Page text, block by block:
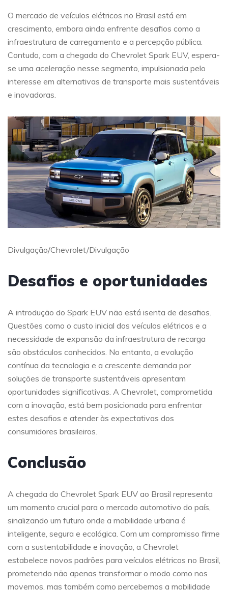
O mercado de veículos elétricos no Brasil está em
crescimento, embora ainda enfrente desafios como a
infraestrutura de carregamento e a percepção pública.
Contudo, com a chegada do Chevrolet Spark EUV, espera-
se uma aceleração nesse segmento, impulsionada pelo
interesse em alternativas de transporte mais sustentáveis
e inovadoras.
Divulgação/Chevrolet/Divulgação
Desafios e oportunidades
A introdução do Spark EUV não está isenta de desafios.
Questões como o custo inicial dos veículos elétricos e a
necessidade de expansão da infraestrutura de recarga
são obstáculos conhecidos. No entanto, a evolução
contínua da tecnologia e a crescente demanda por
soluções de transporte sustentáveis apresentam
oportunidades significativas. A Chevrolet, comprometida
com a inovação, está bem posicionada para enfrentar
estes desafios e atender às expectativas dos
consumidores brasileiros.
Conclusão
A chegada do Chevrolet Spark EUV ao Brasil representa
um momento crucial para o mercado automotivo do país,
sinalizando um futuro onde a mobilidade urbana é
inteligente, segura e ecológica. Com um compromisso firme
com a sustentabilidade e inovação, a Chevrolet
estabelece novos padrões para veículos elétricos no Brasil,
prometendo não apenas transformar o modo como nos
movemos, mas também como percebemos a mobilidade